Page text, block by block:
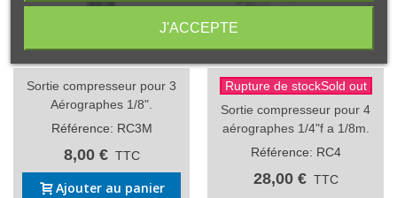
Sortie compresseur pour 3
Aérographes 1/8".
Référence: RC3M
8,00 € TTC
Ajouter au panier
Rupture de stockSold out
Sortie compresseur pour 4
aérographes 1/4"f a 1/8m.
Référence: RC4
28,00 € TTC
J'ACCEPTE